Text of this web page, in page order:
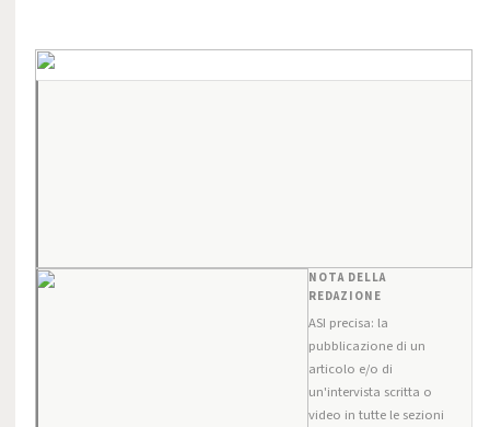
NOTA DELLA
REDAZIONE
ASI precisa: la
pubblicazione di un
articolo e/o di
un'intervista scritta o
video in tutte le sezioni